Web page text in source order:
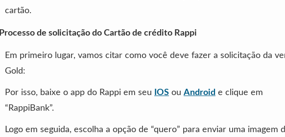
cartão.
Processo de solicitação do Cartão de crédito Rappi
Em primeiro lugar, vamos citar como você deve fazer a solicitação da
Gold:
Por isso, baixe o app do Rappi em seu IOS ou Android e clique em
“RappiBank”.
Logo em seguida, escolha a opção de “quero” para enviar uma imagem